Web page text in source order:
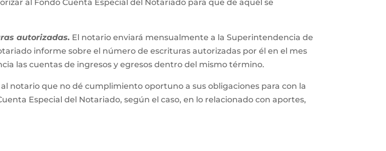
al Fondo Cuenta Especial del Notariado para que de aquél se
autorizadas. El notario enviará mensualmente a la Superintendencia de
informe sobre el número de escrituras autorizadas por él en el mes
las cuentas de ingresos y egresos dentro del mismo término.
al notario que no dé cumplimiento oportuno a sus obligaciones para con la
Especial del Notariado, según el caso, en lo relacionado con aportes,